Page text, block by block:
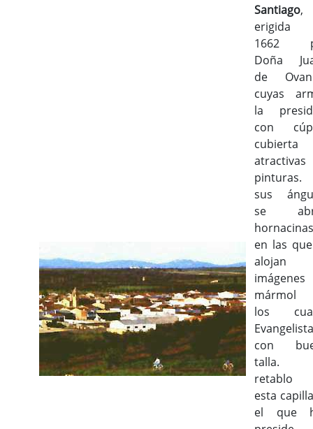
Santiago,
erigida
1662
Doña
de
cuyas
la
con
cubierta
atractivas
pinturas.
sus
se
hornacinas
en las
alojan
mármol
los
con
talla.
retablo
esta
el que